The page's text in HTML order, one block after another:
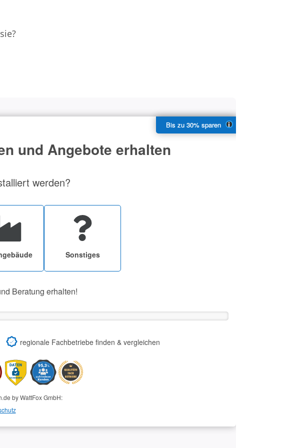
und Angebote erhalten
werden?
Sonstiges
Beratung erhalten!
regionale Fachbetriebe finden & vergleichen
by WattFox GmbH: